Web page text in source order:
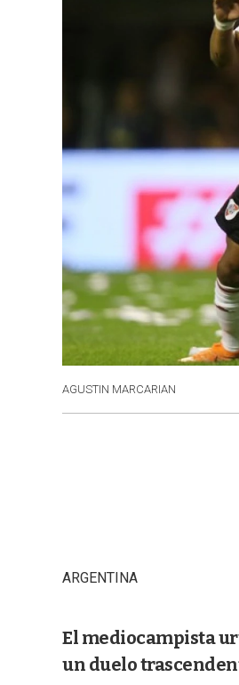
AGUSTIN MARCARIAN
ARGENTINA
El mediocampista
un duelo